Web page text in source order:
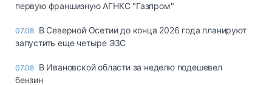
первую франшизную АГНКС "Газпром"
07.08 В Северной Осетии до конца 2026 года планируют
запустить еще четыре ЭЗС
07.08 В Ивановской области за неделю подешевел
бензин